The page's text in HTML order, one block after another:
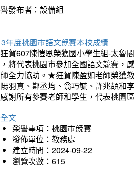
發布者：設備組
年度桃園市語文競賽本校成績
賀607陳愷恩榮獲國小學生組-太魯
將代表桃園市參加全國語文競賽，
全力協助。★狂賀陳盈如老師榮獲
羽真、鄭丞均、翁巧毓、許兆頡和
謝所有參賽老師和學生，代表桃園
文
榮譽事項：桃園市競賽
發佈單位：教務處
建立時間：2024-09-22
瀏覽次數：615